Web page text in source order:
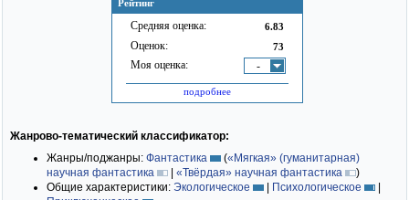
Рейтинг
Средняя оценка: 6.83
Оценок: 73
Моя оценка: -
подробнее
Жанрово-тематический классификатор:
Жанры/поджанры: Фантастика («Мягкая» (гуманитарная)
научная фантастика
| «Твёрдая» научная фантастика
)
Общие характеристики: Экологическое | Психологическое
|